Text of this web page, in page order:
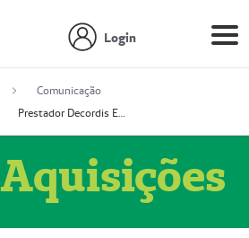
Login
Comunicação
Prestador Decordis Exames Cardiológicos LTDA (51004347-4)